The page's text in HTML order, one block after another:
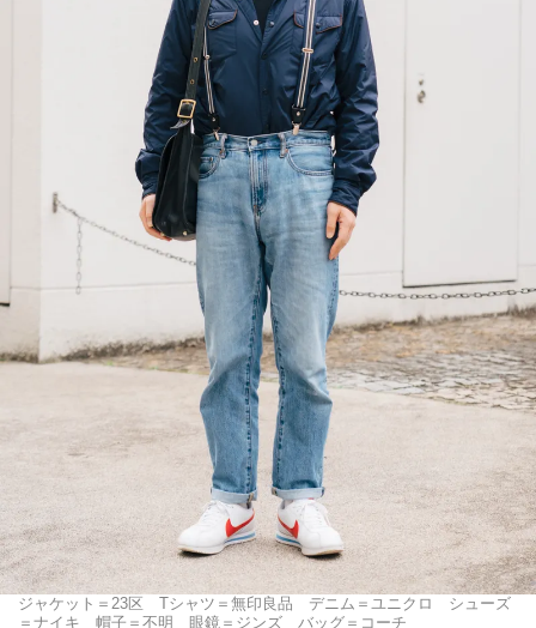
ジャケット＝23区 Tシャツ＝無印良品 デニム＝ユニクロ シューズ
＝ナイキ 帽子＝不明 眼鏡＝ジンズ バッグ＝コーチ